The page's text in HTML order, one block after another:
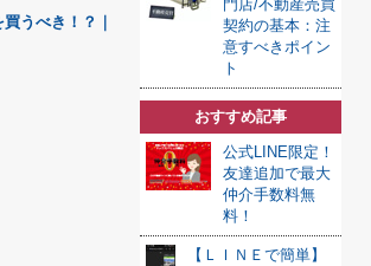
うべき！？｜
門店/不動産売買
契約の基本：注
意すべきポイン
ト
おすすめ記事
公式LINE限定！
友達追加で最大
仲介手数料無
料！
【ＬＩＮＥで簡単】